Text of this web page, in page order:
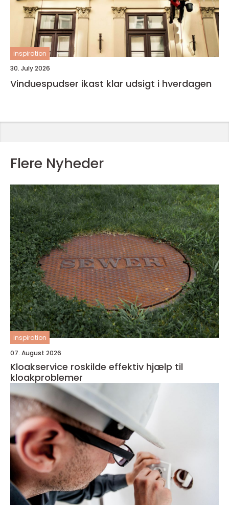
inspiration
30. July 2026
Vinduespudser ikast klar udsigt i hverdagen
Flere Nyheder
inspiration
07. August 2026
Kloakservice roskilde effektiv hjælp til
kloakproblemer